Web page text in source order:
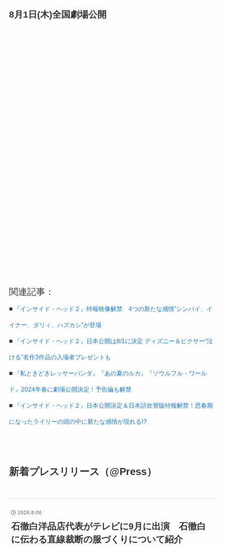
8月1日(木)全国劇場公開
関連記事：
■ 『インサイド・ヘッド２』特報映像解禁 4つの新たな感情”シンパイ、イ
イナー、ダリィ、ハズカシ”が登場
■ 『インサイド・ヘッド２』日本公開は8/1に決定 ディズニー＆ピクサー“泣
ける”名作3作品の入場者プレゼントも
■ 『私ときどきレッサーパンダ』『あの夏のルカ』『ソウルフル・ワール
ド』2024年春に劇場公開決定！予告編も解禁
■ 『インサイド・ヘッド２』日本公開決定＆日本語吹替版特報解禁！思春期
になったライリーの頭の中に新たな感情が現れる!?
新着プレスリリース（@Press）
2026.8.06
石徹白洋品店代表がテレビに9月に出演 石徹白
に伝わる直線裁断の服づくりについて紹介